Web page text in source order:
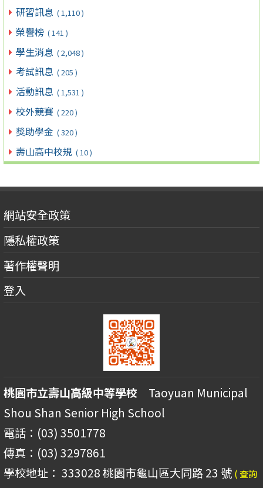
研習訊息 ( 1,110 )
榮譽榜 ( 141 )
學生消息 ( 2,048 )
考試訊息 ( 205 )
活動訊息 ( 1,531 )
校外競賽 ( 220 )
獎助學金 ( 320 )
壽山高中校規 ( 10 )
網站安全政策
隱私權政策
著作權聲明
登入
桃園市立壽山高級中等學校 Taoyuan Municipal
Shou Shan Senior High School
電話：(03) 3501778
傳真：(03) 3297861
學校地址： 333028 桃園市龜山區大同路 23 號 ( 查詢